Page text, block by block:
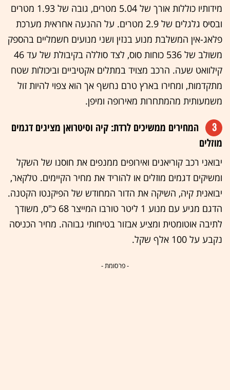
מידותיו כוללות אורך של 5.04 מטרים, גובה של 1.93 מטרים
ובסיס גלגלים של 2.9 מטרים. על ההנעה אחראית מערכת
פלאג-אין המשלבת מנוע בנזין ושני מנועים חשמליים בהספק
משולב של 536 כוחות סוס, לצד סוללה בקיבולת של עד 46
קילוואט שעה. הרכב מצויד במתלים אקטיביים וביכולות שטח
מתקדמות, ומחירו בארץ טרם נחשף אך הוא צפוי להיות זול
משמעותית מהמתחרות מאירופה ומיפן.
3
המחירים ממשיכים לרדת: קיה וסיטרואן מציגים דגמים
מוזלים
יבואני רכב קוריאנים ואירופים ממנפים את חוסנו של השקל
ומשיקים דגמים מוזלים או להוריד את מחיר הקיימים. טלקאר,
יבואנית קיה, השיקה את הדור המחודש של הפיקנטו הקטנה.
הדגם מגיע עם מנוע 1 ליטר טורבו המייצר 68 כ"ס, משודך
לתיבה אוטומטית ומציע אבזור בטיחותי גבוהה. מחיר הכניסה
נקבע על 100 אלף שקל.
- פרסומת -